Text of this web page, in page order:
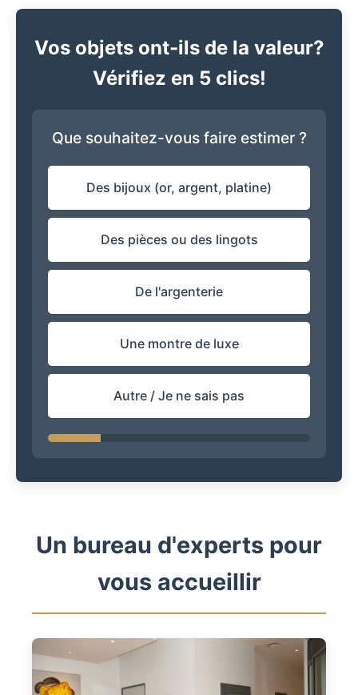
Vos objets ont-ils de la valeur?
Vérifiez en 5 clics!
Que souhaitez-vous faire estimer ?
Des bijoux (or, argent, platine)
Des pièces ou des lingots
De l'argenterie
Une montre de luxe
Autre / Je ne sais pas
Un bureau d'experts pour
vous accueillir